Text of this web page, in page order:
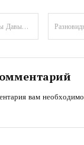
актрисы
вам необходимо